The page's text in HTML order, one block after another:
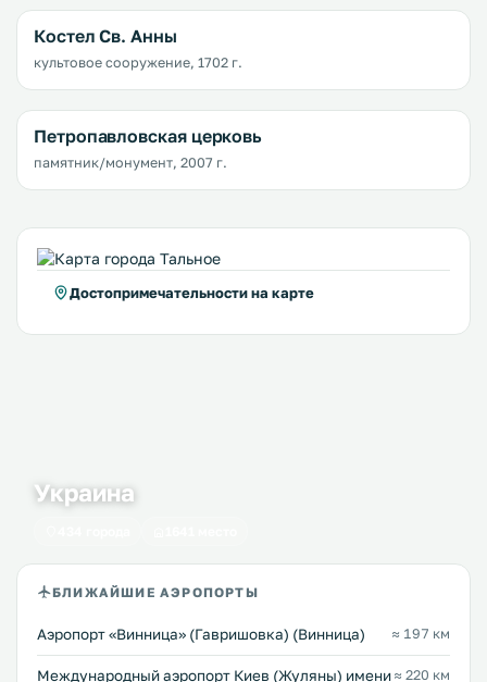
Костел Св. Анны
культовое сооружение, 1702 г.
Петропавловская церковь
памятник/монумент, 2007 г.
Достопримечательности на карте
Украина
БЛИЖАЙШИЕ АЭРОПОРТЫ
Аэропорт «Винница» (Гавришовка) (Винница) ≈ 197 км
Международный аэропорт Киев (Жуляны) имени ≈ 220 км